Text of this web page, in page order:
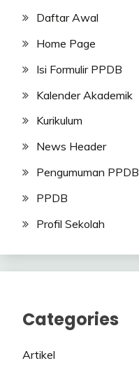
Daftar Awal
Home Page
Isi Formulir PPDB
Kalender Akademik
Kurikulum
News Header
Pengumuman PPDB
PPDB
Profil Sekolah
Categories
Artikel